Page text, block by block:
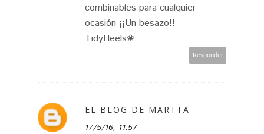
combinables para cualquier
ocasión ¡¡Un besazo!!
TidyHeels❀
Responder
EL BLOG DE MARTTA
17/5/16, 11:57